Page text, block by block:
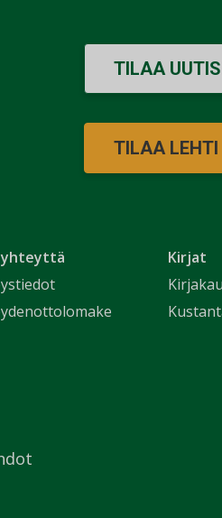
Kirjat
TILAA
TILAA LEHTI